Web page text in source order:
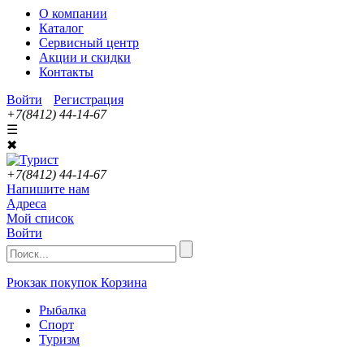
О компании
Каталог
Сервисный центр
Акции и скидки
Контакты
Войти
Регистрация
+7(8412) 44-14-67
☰
✖
+7(8412) 44-14-67
Напишите нам
Адреса
Мой список
Войти
Рюкзак покупок Корзина
Рыбалка
Спорт
Туризм